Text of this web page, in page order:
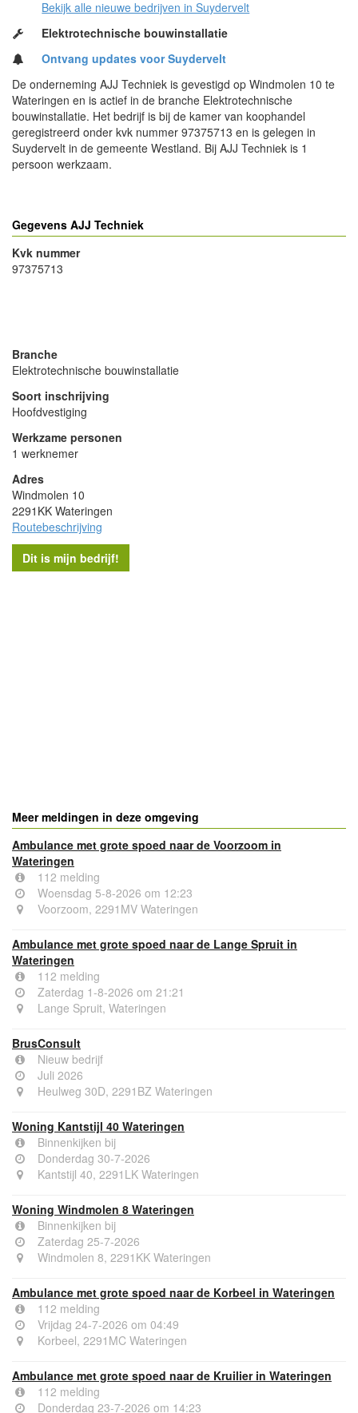
Bekijk alle nieuwe bedrijven in Suydervelt
Elektrotechnische bouwinstallatie
Ontvang updates voor Suydervelt
De onderneming AJJ Techniek is gevestigd op Windmolen 10 te
Wateringen en is actief in de branche Elektrotechnische
bouwinstallatie. Het bedrijf is bij de kamer van koophandel
geregistreerd onder kvk nummer 97375713 en is gelegen in
Suydervelt in de gemeente Westland. Bij AJJ Techniek is 1
persoon werkzaam.
Gegevens AJJ Techniek
Kvk nummer
97375713
Branche
Elektrotechnische bouwinstallatie
Soort inschrijving
Hoofdvestiging
Werkzame personen
1 werknemer
Adres
Windmolen 10
2291KK Wateringen
Routebeschrijving
Meer meldingen in deze omgeving
Ambulance met grote spoed naar de Voorzoom in
Wateringen
112 melding
Woensdag 5-8-2026 om 12:23
Voorzoom, 2291MV Wateringen
Ambulance met grote spoed naar de Lange Spruit in
Wateringen
112 melding
Zaterdag 1-8-2026 om 21:21
Lange Spruit, Wateringen
BrusConsult
Nieuw bedrijf
Juli 2026
Heulweg 30D, 2291BZ Wateringen
Woning Kantstijl 40 Wateringen
Binnenkijken bij
Donderdag 30-7-2026
Kantstijl 40, 2291LK Wateringen
Woning Windmolen 8 Wateringen
Binnenkijken bij
Zaterdag 25-7-2026
Windmolen 8, 2291KK Wateringen
Ambulance met grote spoed naar de Korbeel in Wateringen
112 melding
Vrijdag 24-7-2026 om 04:49
Korbeel, 2291MC Wateringen
Ambulance met grote spoed naar de Kruilier in Wateringen
112 melding
Donderdag 23-7-2026 om 14:23